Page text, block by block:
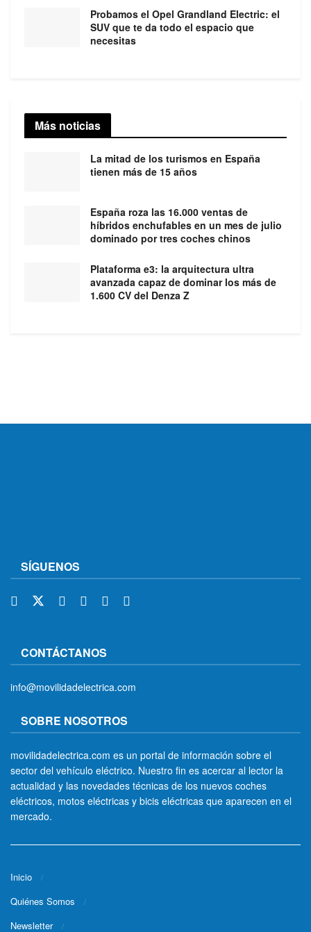
Probamos el Opel Grandland Electric: el
SUV que te da todo el espacio que
necesitas
Más noticias
La mitad de los turismos en España
tienen más de 15 años
España roza las 16.000 ventas de
híbridos enchufables en un mes de julio
dominado por tres coches chinos
Plataforma e3: la arquitectura ultra
avanzada capaz de dominar los más de
1.600 CV del Denza Z
SÍGUENOS
CONTÁCTANOS
info@movilidadelectrica.com
SOBRE NOSOTROS
movilidadelectrica.com es un portal de información sobre el
sector del vehículo eléctrico. Nuestro fin es acercar al lector la
actualidad y las novedades técnicas de los nuevos coches
eléctricos, motos eléctricas y bicis eléctricas que aparecen en el
mercado.
Inicio
Quiénes Somos
Newsletter